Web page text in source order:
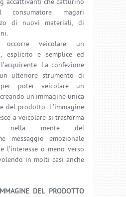
accattivanti che catturino
consumatore magari
di nuovi materiali, di
occorre veicolare un
esplicito e semplice ed
La confezione
ulteriore strumento di
per poter veicolare un
un’immagine unica
del prodotto. L’immagine
a veicolare si trasforma
nella mente del
messaggio emozionale
l’interesse o meno verso
in molti casi anche
DEL PRODOTTO